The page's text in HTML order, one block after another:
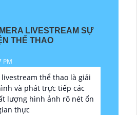
LIVESTREAM SỰ
THỂ THAO
PM
thể thao là giải
và phát trực tiếp các
lượng hình ảnh rõ nét ổn
thực